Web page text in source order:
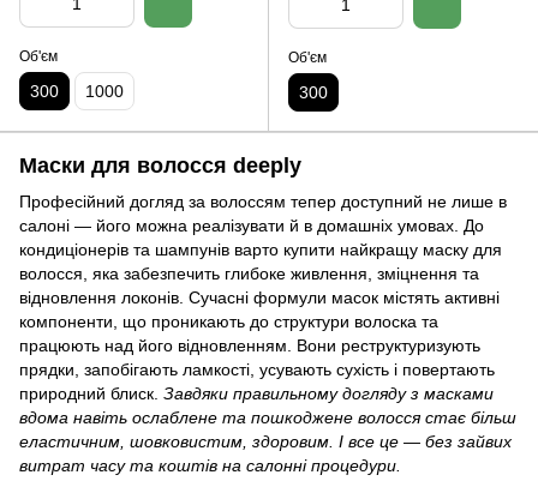
Об'єм
300 1000
Об'єм
300
Маски для волосся deeply
Професійний догляд за волоссям тепер доступний не лише в
салоні — його можна реалізувати й в домашніх умовах. До
кондиціонерів та шампунів варто купити найкращу маску для
волосся, яка забезпечить глибоке живлення, зміцнення та
відновлення локонів. Сучасні формули масок містять активні
компоненти, що проникають до структури волоска та
працюють над його відновленням. Вони реструктуризують
прядки, запобігають ламкості, усувають сухість і повертають
природний блиск. Завдяки правильному догляду з масками
вдома навіть ослаблене та пошкоджене волосся стає більш
еластичним, шовковистим, здоровим. І все це — без зайвих
витрат часу та коштів на салонні процедури.